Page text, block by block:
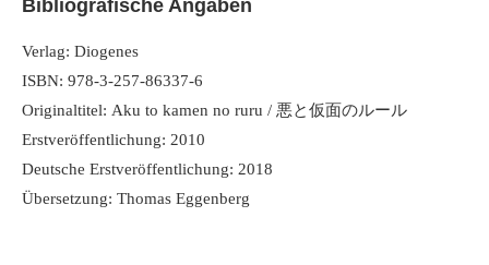
Bibliografische Angaben
Verlag: Diogenes
ISBN: 978-3-257-86337-6
Originaltitel: Aku to kamen no ruru / 悪と仮面のルール
Erstveröffentlichung: 2010
Deutsche Erstveröffentlichung: 2018
Übersetzung: Thomas Eggenberg